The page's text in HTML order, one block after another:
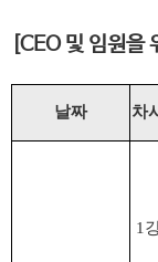
[CEO 및 임원을
날짜 차시
1